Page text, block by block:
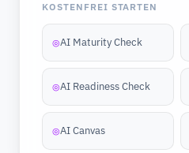
KOSTENFREI STARTEN
◎AI Maturity Check
◎AI Readiness Check
◎AI Canvas